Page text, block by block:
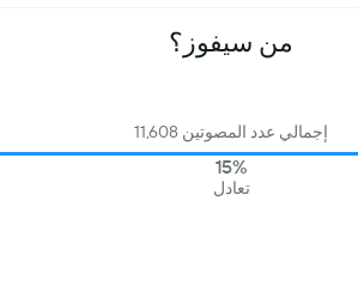
من سيفوز؟
إجمالي عدد المصوتين 11,608
15%
تعادل